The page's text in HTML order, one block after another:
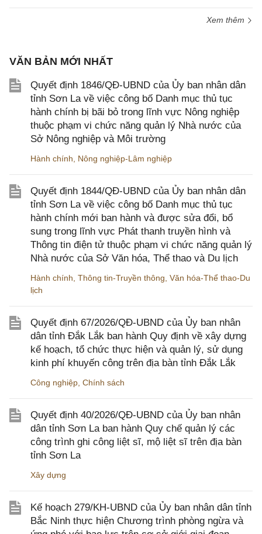
Xem thêm
VĂN BẢN MỚI NHẤT
Quyết định 1846/QĐ-UBND của Ủy ban nhân dân
tỉnh Sơn La về việc công bố Danh mục thủ tục
hành chính bị bãi bỏ trong lĩnh vực Nông nghiệp
thuộc phạm vi chức năng quản lý Nhà nước của
Sở Nông nghiệp và Môi trường
Hành chính Nông nghiệp-Lâm nghiệp
Quyết định 1844/QĐ-UBND của Ủy ban nhân dân
tỉnh Sơn La về việc công bố Danh mục thủ tục
hành chính mới ban hành và được sửa đổi, bổ
sung trong lĩnh vực Phát thanh truyền hình và
Thông tin điện tử thuộc phạm vi chức năng quản lý
Nhà nước của Sở Văn hóa, Thể thao và Du lịch
Hành chính Thông tin-Truyền thông Văn hóa-Thể thao-Du
lịch
Quyết định 67/2026/QĐ-UBND của Ủy ban nhân
dân tỉnh Đắk Lắk ban hành Quy định về xây dựng
kế hoạch, tổ chức thực hiện và quản lý, sử dụng
kinh phí khuyến công trên địa bàn tỉnh Đắk Lắk
Công nghiệp Chính sách
Quyết định 40/2026/QĐ-UBND của Ủy ban nhân
dân tỉnh Sơn La ban hành Quy chế quản lý các
công trình ghi công liệt sĩ, mộ liệt sĩ trên địa bàn
tỉnh Sơn La
Xây dựng
Kế hoạch 279/KH-UBND của Ủy ban nhân dân tỉnh
Bắc Ninh thực hiện Chương trình phòng ngừa và